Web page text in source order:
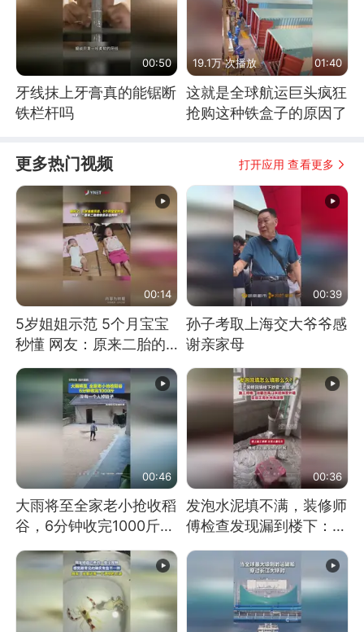
00:50
牙线抹上牙膏真的能锯断
铁栏杆吗
19.1万 次播放 01:40
这就是全球航运巨头疯狂
抢购这种铁盒子的原因了
更多热门视频 打开应用 查看更多
00:14
5岁姐姐示范 5个月宝宝
秒懂 网友：原来二胎的
快乐长这样
00:39
孙子考取上海交大爷爷感
谢亲家母
00:46
大雨将至全家老小抢收稻
谷，6分钟收完1000斤，
没有一个人掉链子
00:36
发泡水泥填不满，装修师
傅检查发现漏到楼下：出
风口未延伸到外墙